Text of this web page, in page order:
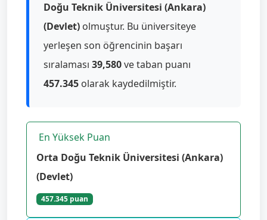
Doğu Teknik Üniversitesi (Ankara)
(Devlet) olmuştur. Bu üniversiteye
yerleşen son öğrencinin başarı
sıralaması 39,580ve taban puanı
457.345 olarak kaydedilmiştir.
En Yüksek Puan
Orta Doğu Teknik Üniversitesi (Ankara)
(Devlet)
457.345 puan